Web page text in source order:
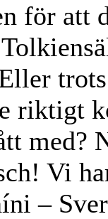
för att
riktigt
med?
Vi
–